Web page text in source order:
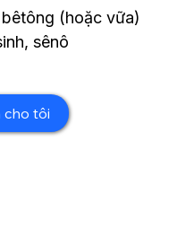
(hoặc vữa)
sênô
cho tôi